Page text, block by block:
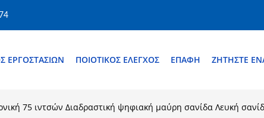
ΕΡΓΟΣΤΑΣΊΩΝ ΠΟΙΟΤΙΚΌΣ ΈΛΕΓΧΟΣ ΕΠΑΦΉ ΖΗΤΉΣΤΕ
75 ιντσών Διαδραστική ψηφιακή μαύρη σανίδα Λευκή